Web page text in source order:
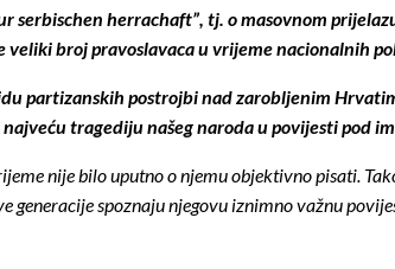
herrachaft”, tj. o masovnom
veliki broj pravoslavaca u vrijeme nacionalnih
partizanskih postrojbi nad zarobljenim
tragediju našeg naroda u povijesti pod
nije bilo uputno o njemu objektivno pisati.
spoznaju njegovu iznimno važnu